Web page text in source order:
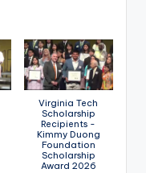
Virginia Tech
Scholarship
Recipients -
Kimmy Duong
Foundation
Scholarship
Award 2026